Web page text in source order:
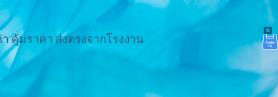
มราคา ส่งตรงจากโรงงาน